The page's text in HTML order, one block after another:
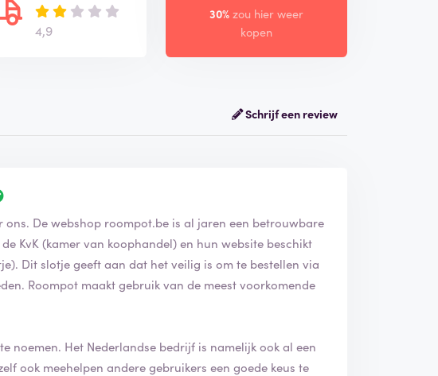
4,9
30% zou hier weer
kopen
Schrijf een review
De webshop roompot.be is al jaren een betrouwbare
KvK (kamer van koophandel) en hun website beschikt
Dit slotje geeft aan dat het veilig is om te bestellen via
Roompot maakt gebruik van de meest voorkomende
noemen. Het Nederlandse bedrijf is namelijk ook al een
ook meehelpen andere gebruikers een goede keus te